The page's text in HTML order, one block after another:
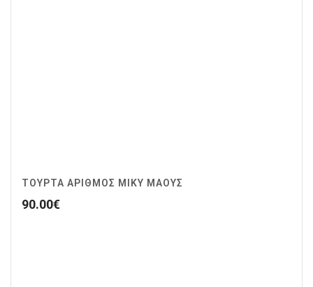
ΤΟΥΡΤΑ ΑΡΙΘΜΟΣ ΜΙΚΥ ΜΑΟΥΣ
90.00€